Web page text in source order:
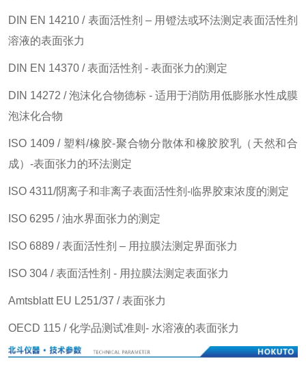
DIN EN 14210 / 表面活性剂 – 用镫法或环法测定表面活性剂
溶液的表面张力
DIN EN 14370 / 表面活性剂 - 表面张力的测定
DIN 14272 / 泡沫化合物德标 - 适用于消防用低膨胀水性成膜
泡沫化合物
ISO 1409 / 塑料/橡胶-聚合物分散体和橡胶胶乳（天然和合
成）-表面张力的环法测定
ISO 4311/阴离子和非离子表面活性剂-临界胶束浓度的测定
ISO 6295 / 油水界面张力的测定
ISO 6889 / 表面活性剂 – 用拉膜法测定界面张力
ISO 304 / 表面活性剂 - 用拉膜法测定表面张力
Amtsblatt EU L251/37 / 表面张力
OECD 115 / 化学品测试准则- 水溶液的表面张力